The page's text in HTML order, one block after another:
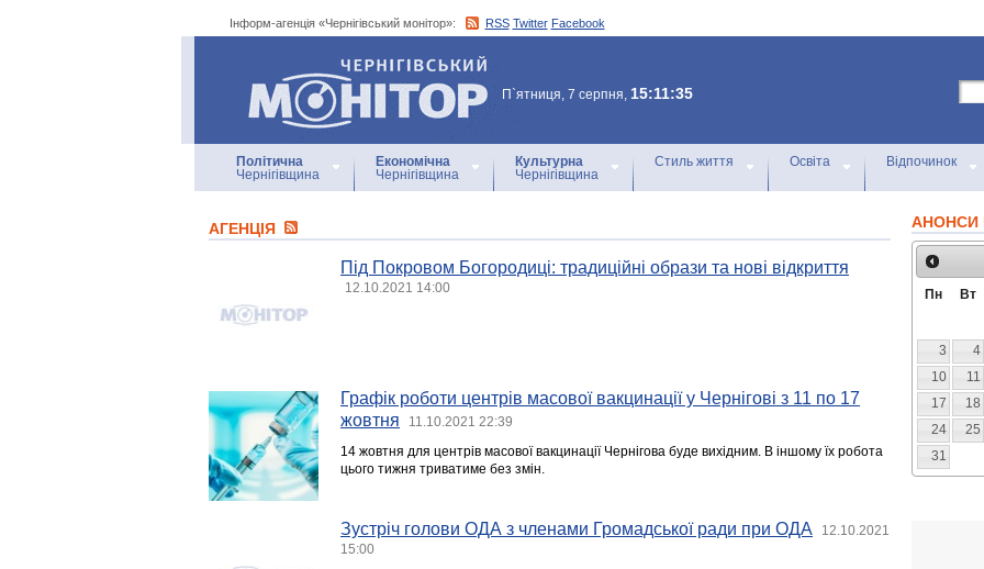
Інформ-агенція «Чернігівський монітор»: RSS Twitter Facebook
Інформ-агенція
«Чернігівський монітор»
П`ятниця, 7 серпня, 15:11:35
Політична
Чернігівщина
Економічна
Чернігівщина
Культурна
Чернігівщина
Стиль життя Освіта Відпочинок
АГЕНЦIЯ
Під Покровом Богородиці: традиційні образи та нові відкриття
12.10.2021 14:00
Графік роботи центрів масової вакцинації у Чернігові з 11 по 17
жовтня
11.10.2021 22:39
14 жовтня для центрів масової вакцинації Чернігова буде вихідним. В іншому їх робота
цього тижня триватиме без змін.
Зустріч голови ОДА з членами Громадської ради при ОДА
12.10.2021
15:00
АНОНСИ
Пн Вт
3
4
10
11
17
18
24
25
31